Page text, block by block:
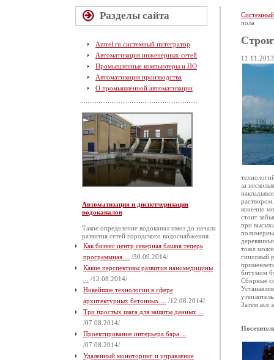
Разделы сайта
Antrel.ru системный интегратор
Автоматизация инженерных сетей
Промышленные компьютеры и ПО
Автоматизация производства
О промышленной автоматизации
Автоматизация и диспетчеризация
водоканалов
Такое определение водоканал имел до начала
развития сетей городского водоснабжения.
Как бизнес центр северная башня теперь
программная ...
/30.09.2014/
Какие перспективы развития наномедицины
/12.08.2014/
Новейшие технологии в сфере
архитектурных бетонных ...
/12.08.2014/
Три простых шага для защиты данных ...
/07.08.2014/
Проектирование интерьера бара ...
/07.08.2014/
Удаленный мониторинг и управление
пола
за
конечно
стоит
при
тоже
гипсовый
битумом
Сборные
Затем все